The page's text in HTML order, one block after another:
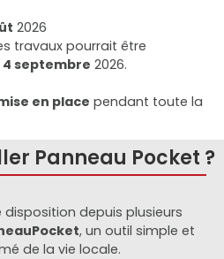
2026
travaux pourrait être
4 septembre 2026.
en place pendant toute la
Panneau Pocket ?
depuis plusieurs
, un outil simple et
de la vie locale.